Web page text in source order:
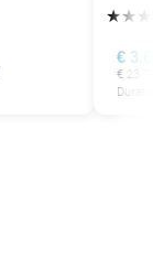
★★ ★
€
€